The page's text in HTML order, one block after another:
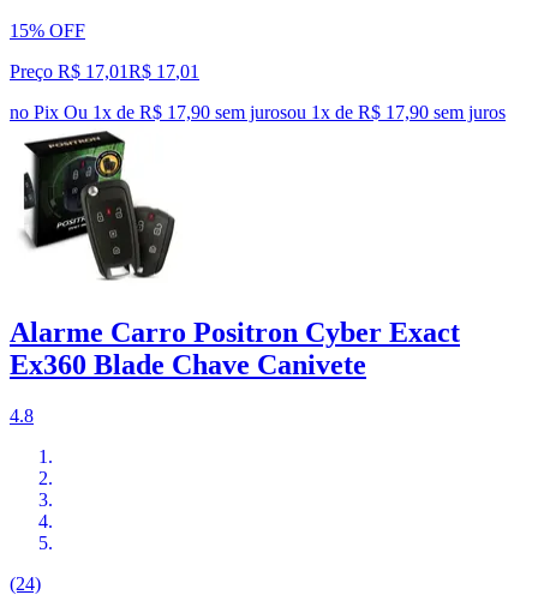
15% OFF
Preço R$ 17,01R$ 17,01
no Pix Ou 1x de R$ 17,90 sem jurosou 1x de R$ 17,90 sem juros
Alarme Carro Positron Cyber Exact
Ex360 Blade Chave Canivete
4.8
(24)